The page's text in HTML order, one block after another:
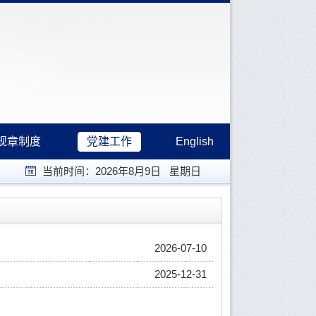
章制度 党建工作 English
当前时间： 2026年8月9日 星期日
2026-07-10
2025-12-31